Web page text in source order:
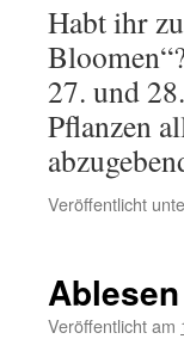
Habt ihr
27. und
Pflanzen
Veröffentlicht
Veröffentlicht am